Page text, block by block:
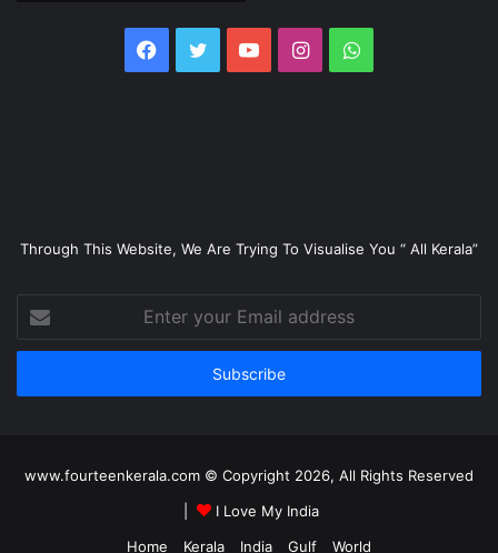
Facebook
TwitterYouTubeInstagramWhatsApp
Through This Website, We Are Trying To Visualise You “ All Kerala”
your
Email
www.fourteenkerala.com © Copyright 2026, All Rights Reserved
I Love My India
Home
Kerala India Gulf World